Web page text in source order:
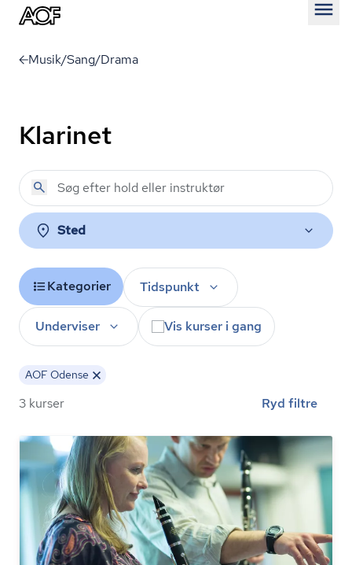
Musik/Sang/Drama
Klarinet
Sted
Kategorier Tidspunkt
Underviser Vis kurser i gang
AOF Odense
3 kurser Ryd filtre